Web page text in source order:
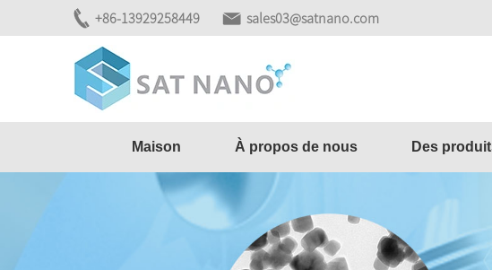
+86-13929258449 sales03@satnano.com
Maison À propos de nous Des